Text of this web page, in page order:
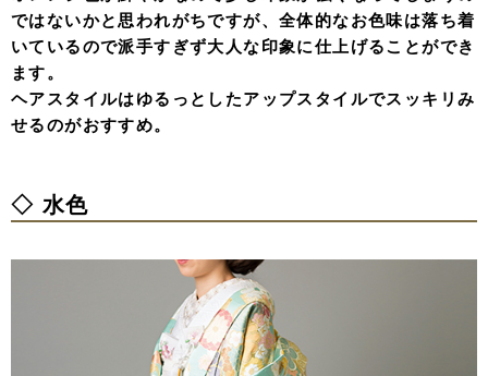
ではないかと思われがちですが、全体的なお色味は落ち着
いているので派手すぎず大人な印象に仕上げることができ
ます。
ヘアスタイルはゆるっとしたアップスタイルでスッキリみ
せるのがおすすめ。
◇ 水色